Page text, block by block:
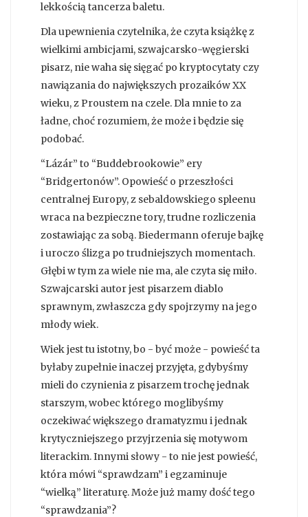
lekkością tancerza baletu.
Dla upewnienia czytelnika, że czyta książkę z
wielkimi ambicjami, szwajcarsko-węgierski
pisarz, nie waha się sięgać po kryptocytaty czy
nawiązania do największych prozaików XX
wieku, z Proustem na czele. Dla mnie to za
ładne, choć rozumiem, że może i będzie się
podobać.
“Lázár” to “Buddebrookowie” ery
“Bridgertonów”. Opowieść o przeszłości
centralnej Europy, z sebaldowskiego spleenu
wraca na bezpieczne tory, trudne rozliczenia
zostawiając za sobą. Biedermann oferuje bajkę
i uroczo ślizga po trudniejszych momentach.
Głębi w tym za wiele nie ma, ale czyta się miło.
Szwajcarski autor jest pisarzem diablo
sprawnym, zwłaszcza gdy spojrzymy na jego
młody wiek.
Wiek jest tu istotny, bo - być może - powieść ta
byłaby zupełnie inaczej przyjęta, gdybyśmy
mieli do czynienia z pisarzem trochę jednak
starszym, wobec którego moglibyśmy
oczekiwać większego dramatyzmu i jednak
krytyczniejszego przyjrzenia się motywom
literackim. Innymi słowy - to nie jest powieść,
która mówi “sprawdzam” i egzaminuje
“wielką” literaturę. Może już mamy dość tego
“sprawdzania”?